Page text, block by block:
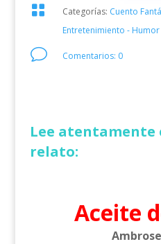
 Categorías: Cuento
Entretenimiento - Humor
v Comentarios: 0
Lee atentamente
relato:
Aceite